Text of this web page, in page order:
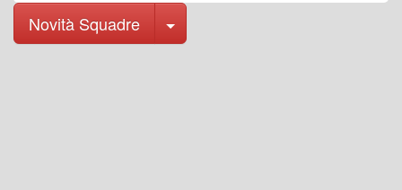
Novità Squadre Toggle Dropdown